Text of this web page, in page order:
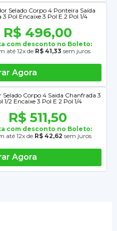
Selado Corpo 4 Ponteira Saída
3 Pol Encaixe 3 Pol E 2 Pol 1/4
R$ 496,00
com desconto no Boleto:
até 12x de R$ 41,33 sem juros
Agora
Selado Corpo 4 Saida Chanfrada 3
1/2 Encaixe 3 Pol E 2 Pol 1/4
R$ 511,50
com desconto no Boleto:
até 12x de R$ 42,62 sem juros
Agora